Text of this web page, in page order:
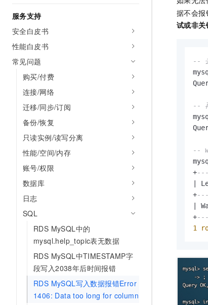
服务支持
安全白皮书
性能白皮书
常见问题
购买/付费
连接/网络
迁移/同步/订阅
备份/恢复
只读实例/读写分离
性能/空间/内存
账号/权限
数据库
日志
SQL
RDS MySQL中的
mysql.help_topic表无数据
RDS MySQL中TIMESTAMP字
段写入2038年后时间报错
RDS MySQL写入数据报错Error
1406: Data too long for column
据不会报
试或非关
--
--
--
+
+
+
1